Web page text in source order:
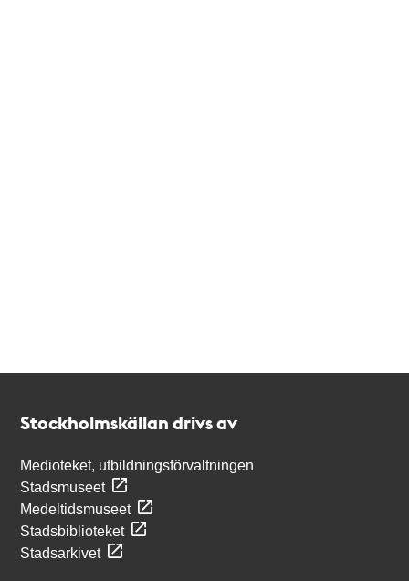
Stockholmskällan drivs av
Medioteket, utbildningsförvaltningen
Stadsmuseet
Medeltidsmuseet
Stadsbiblioteket
Stadsarkivet